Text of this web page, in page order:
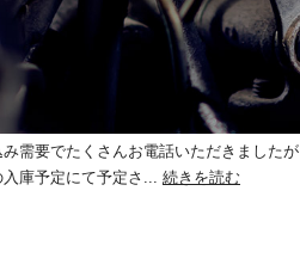
する
需要でたくさんお電話いただきましたが
庫予定にて予定さ... 続きを読む